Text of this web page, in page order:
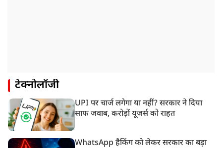
टेक्नोलॉजी
UPI पर चार्ज लगेगा या नहीं? सरकार ने दिया
साफ जवाब, करोड़ों यूजर्स को राहत
WhatsApp हैकिंग को लेकर सरकार का बड़ा